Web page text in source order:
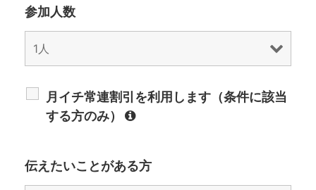
参加人数
月イチ常連割引を利用します（条件に該当
する方のみ）
伝えたいことがある方